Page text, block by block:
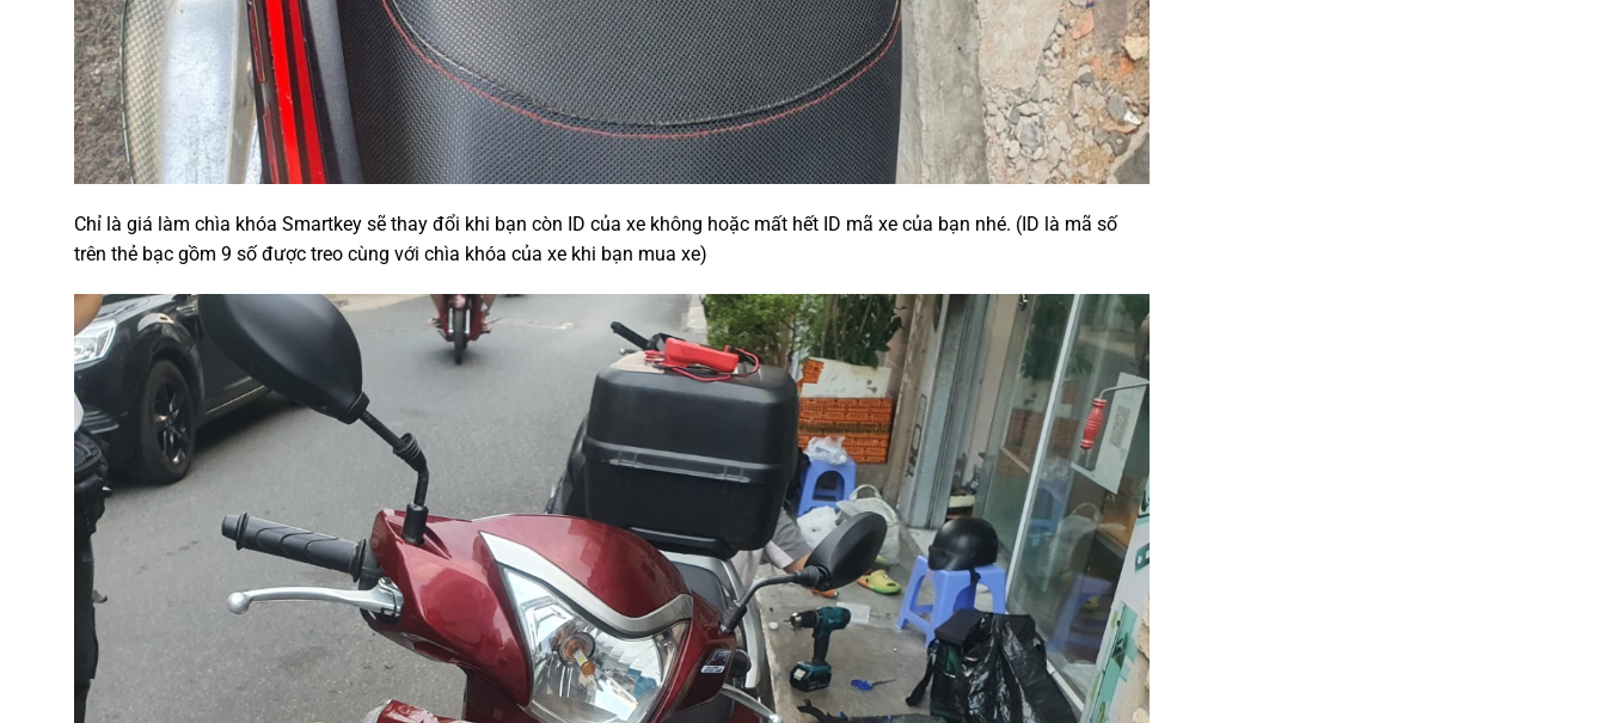
Chỉ là giá làm chìa khóa Smartkey sẽ thay đổi khi bạn còn ID của xe không hoặc mất hết ID mã xe của bạn nhé. (ID là mã số
trên thẻ bạc gồm 9 số được treo cùng với chìa khóa của xe khi bạn mua xe)